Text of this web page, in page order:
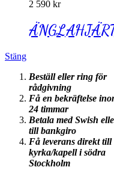
2 590 kr
Stäng
Beställ eller ring för
rådgivning
Få en bekräftelse
24 timmar
Betala med Swish
till bankgiro
Få leverans direkt till
kyrka/kapell i södra
Stockholm